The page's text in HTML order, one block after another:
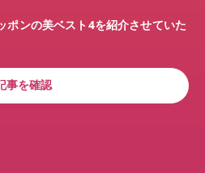
ポンの美ベスト4を紹介させていた
事を確認